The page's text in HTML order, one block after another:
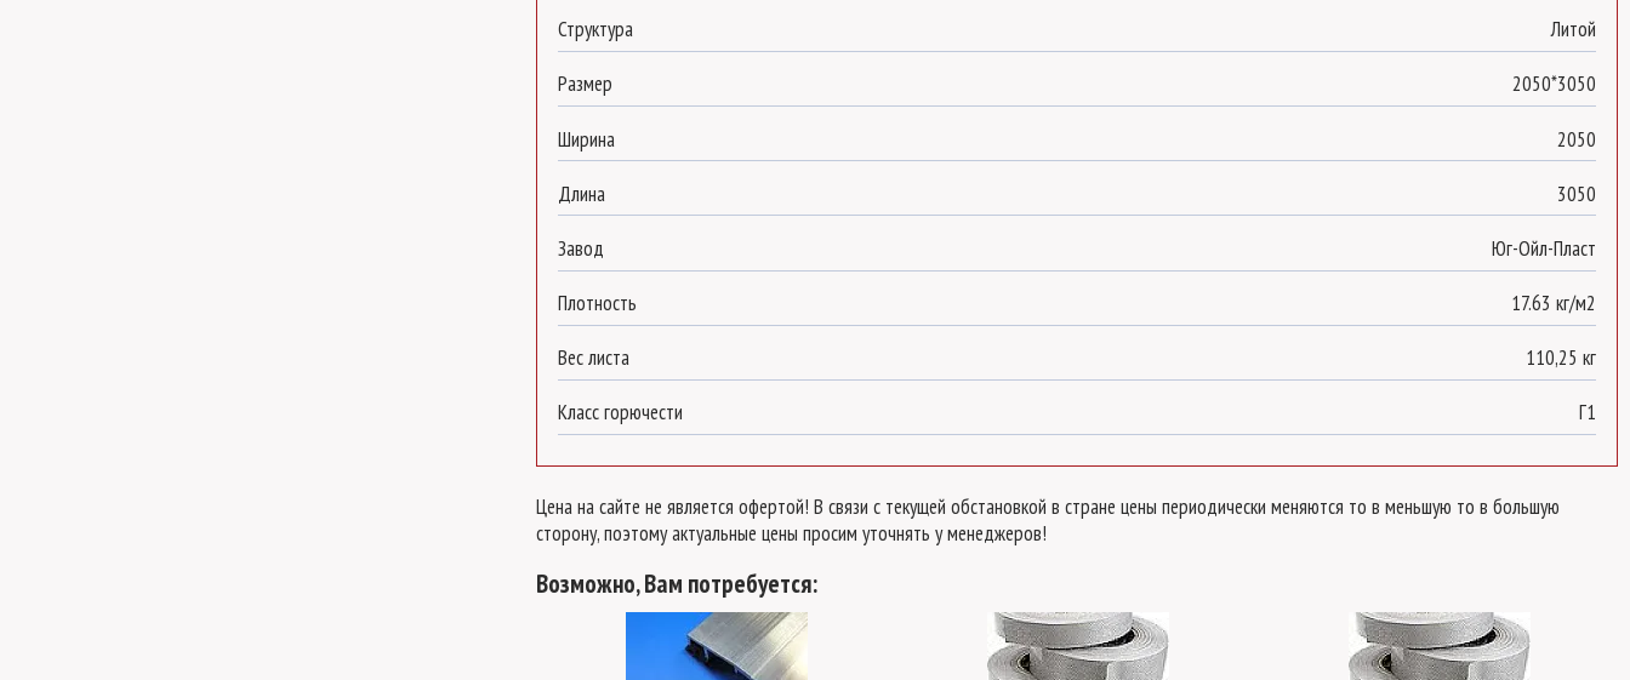
Структура Литой
Размер 2050*3050
Ширина 2050
Длина 3050
Завод Юг-Ойл-Пласт
Плотность 17.63 кг/м2
Вес листа 110,25 кг
Класс горючести Г1
Цена на сайте не является офертой! В связи с текущей обстановкой в стране цены периодически меняются то в меньшую то в большую
сторону, поэтому актуальные цены просим уточнять у менеджеров!
Возможно, Вам потребуется: